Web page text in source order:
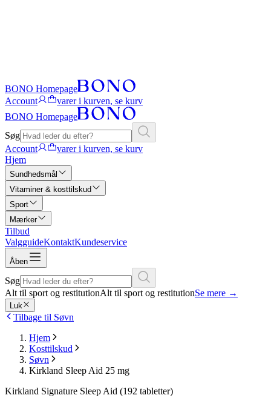
BONO Homepage
Account
varer i kurven, se kurv
BONO Homepage
Søg
Account
varer i kurven, se kurv
Hjem
Sundhedsmål
Vitaminer & kosttilskud
Sport
Mærker
Tilbud
ValgguideKontaktKundeservice
Åben
Søg
Alt til sport og restitutionAlt til sport og restitutionSe mere →
Luk
Tilbage til Søvn
Hjem
Kosttilskud
Søvn
Kirkland Sleep Aid 25 mg
Kirkland Signature Sleep Aid (192 tabletter)